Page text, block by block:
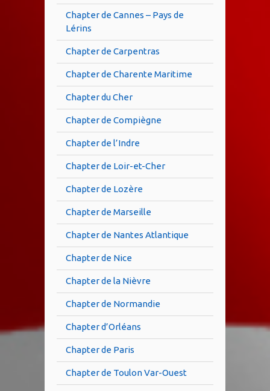
Chapter de Cannes – Pays de
Lérins
Chapter de Carpentras
Chapter de Charente Maritime
Chapter du Cher
Chapter de Compiègne
Chapter de l’Indre
Chapter de Loir-et-Cher
Chapter de Lozère
Chapter de Marseille
Chapter de Nantes Atlantique
Chapter de Nice
Chapter de la Nièvre
Chapter de Normandie
Chapter d’Orléans
Chapter de Paris
Chapter de Toulon Var-Ouest